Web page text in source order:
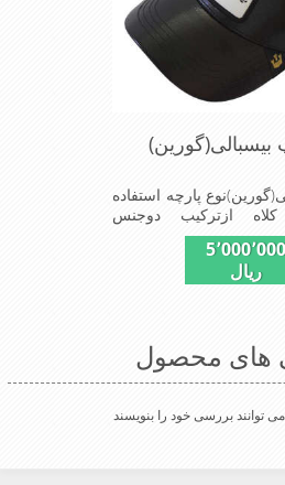
بیسبالی(گورین)
پارچه استفاده
ازترکیب دوجنس
که با
که مناسب این شکل
5٬000٬000
ریال
های محصول
توانند بررسی خود را بنویسند